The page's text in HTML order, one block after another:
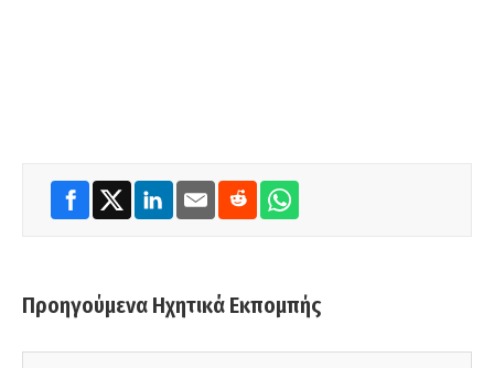
Προηγούμενα Ηχητικά Εκπομπής